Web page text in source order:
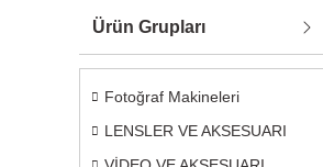
Ürün Grupları
Fotoğraf Makineleri
LENSLER VE AKSESUARI